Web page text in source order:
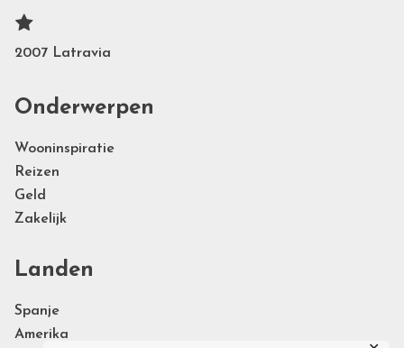
2007 Latravia
Onderwerpen
Wooninspiratie
Reizen
Geld
Zakelijk
Landen
Spanje
Amerika